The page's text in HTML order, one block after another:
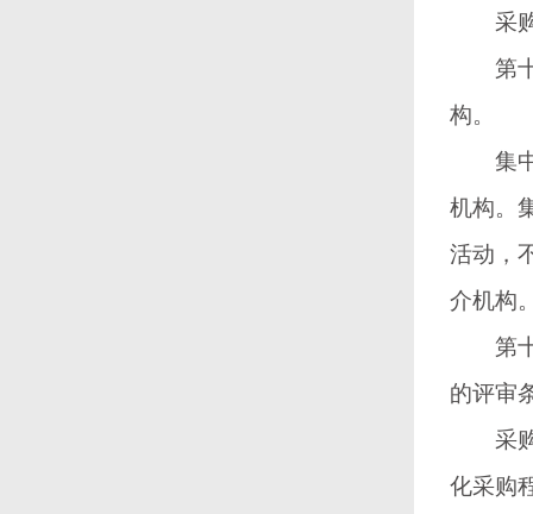
采购
第十
构。
集中
机构。
活动，
介机构。
第十
的评审
采购
化采购